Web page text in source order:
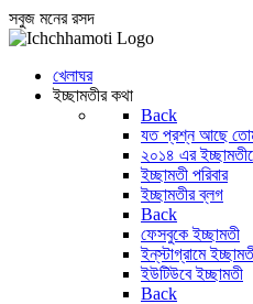
সবুজ মনের রসদ
খেলাঘর
ইচ্ছামতীর কথা
Back
যত প্রশ্ন আছে
২০১৪ এর
ইচ্ছামতী পরিবার
ইচ্ছামতীর ব্লগ
Back
ফেসবুকে ইচ্ছামতী
ইন্‌স্টাগ্রামে
ইউটিউবে ইচ্ছামতী
Back